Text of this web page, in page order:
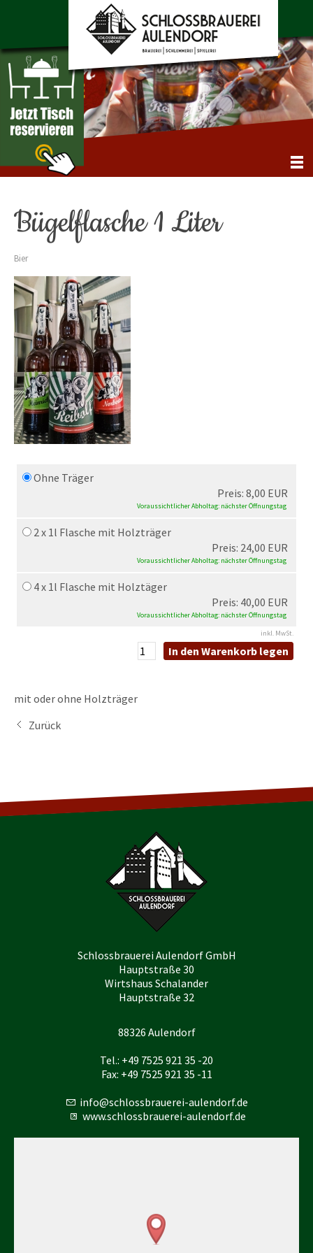
NAVIGATION
Bügelflasche 1 Liter
Bier
Ohne Träger
Preis: 8,00 EUR
Voraussichtlicher Abholtag: nächster Öffnungstag
2 x 1l Flasche mit Holzträger
Preis: 24,00 EUR
Voraussichtlicher Abholtag: nächster Öffnungstag
4 x 1l Flasche mit Holztäger
Preis: 40,00 EUR
Voraussichtlicher Abholtag: nächster Öffnungstag
inkl. MwSt.
In den Warenkorb legen
mit oder ohne Holzträger
Zurück
Schlossbrauerei Aulendorf GmbH
Hauptstraße 30
Wirtshaus Schalander
Hauptstraße 32
88326 Aulendorf
Tel.: +49 7525 921 35 -20
Fax: +49 7525 921 35 -11
nf
schl ssbr r - l nd rfd
www.schlossbrauerei-aulendorf.de